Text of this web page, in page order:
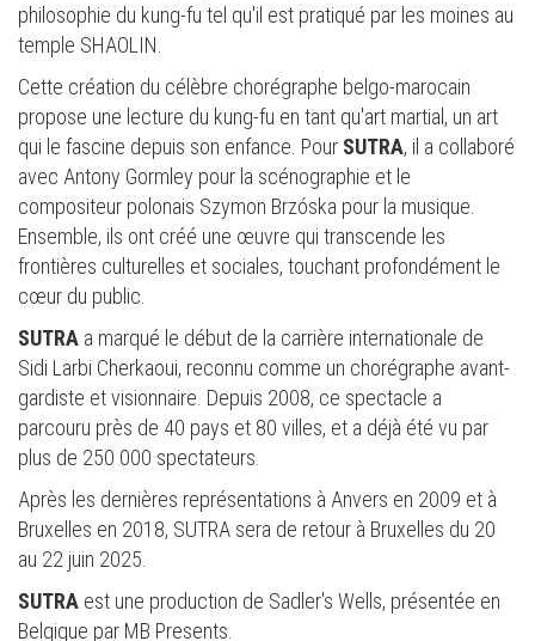
philosophie du kung-fu tel qu'il est pratiqué par les moines au
temple SHAOLIN.
Cette création du célèbre chorégraphe belgo-marocain
propose une lecture du kung-fu en tant qu'art martial, un art
qui le fascine depuis son enfance. Pour SUTRA, il a collaboré
avec Antony Gormley pour la scénographie et le
compositeur polonais Szymon Brzóska pour la musique.
Ensemble, ils ont créé une œuvre qui transcende les
frontières culturelles et sociales, touchant profondément le
cœur du public.
SUTRA a marqué le début de la carrière internationale de
Sidi Larbi Cherkaoui, reconnu comme un chorégraphe avant-
gardiste et visionnaire. Depuis 2008, ce spectacle a
parcouru près de 40 pays et 80 villes, et a déjà été vu par
plus de 250 000 spectateurs.
Après les dernières représentations à Anvers en 2009 et à
Bruxelles en 2018, SUTRA sera de retour à Bruxelles du 20
au 22 juin 2025.
SUTRA est une production de Sadler's Wells, présentée en
Belgique par MB Presents.